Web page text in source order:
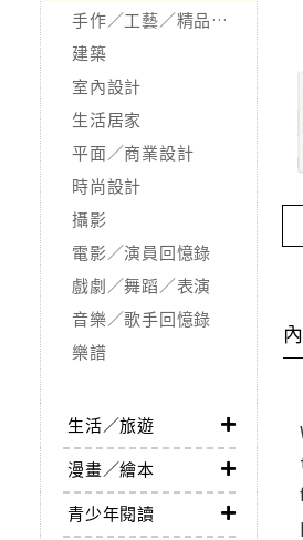
手作／工藝／精品收藏
建築
室內設計
生活居家
平面／商業設計
時尚設計
攝影
電影／演員回憶錄
戲劇／舞蹈／表演
音樂／歌手回憶錄
樂譜
生活／旅遊
漫畫／繪本
青少年閱讀